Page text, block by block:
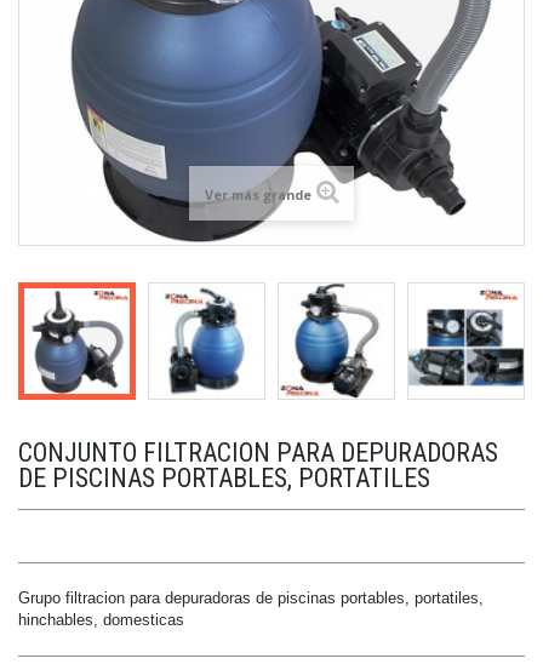
Ver más grande
CONJUNTO FILTRACION PARA DEPURADORAS
DE PISCINAS PORTABLES, PORTATILES
Grupo filtracion para depuradoras de piscinas portables, portatiles,
hinchables, domesticas